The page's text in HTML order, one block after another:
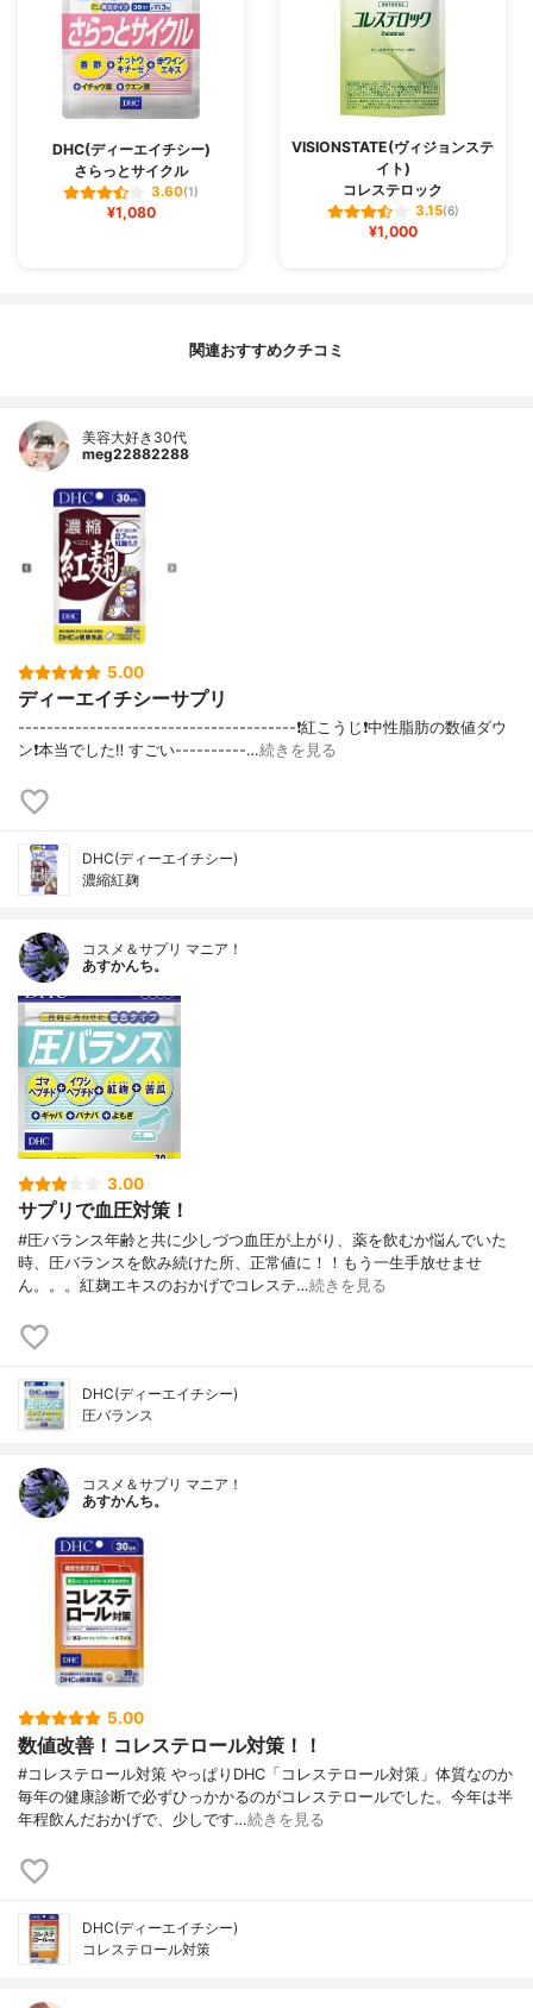
DHC(ディーエイチシー)
さらっとサイクル
3.60(1)
¥1,080
VISIONSTATE(ヴィジョンステ
イト)
コレステロック
3.15(6)
¥1,000
関連おすすめクチコミ
美容大好き30代
meg22882288
5.00
ディーエイチシーサプリ
---------------------------------------❗️紅こうじ❗️中性脂肪の数値ダウ
ン❗️本当でした‼︎ すごい----------…続きを見る
DHC(ディーエイチシー)
濃縮紅麹
コスメ＆サプリ マニア！
あすかんち。
3.00
サプリで血圧対策！
#圧バランス年齢と共に少しづつ血圧が上がり、薬を飲むか悩んでいた
時、圧バランスを飲み続けた所、正常値に！！もう一生手放せませ
ん。。。紅麹エキスのおかげでコレステ…続きを見る
DHC(ディーエイチシー)
圧バランス
コスメ＆サプリ マニア！
あすかんち。
5.00
数値改善！コレステロール対策！！
#コレステロール対策 やっぱりDHC「コレステロール対策」体質なのか
毎年の健康診断で必ずひっかかるのがコレステロールでした。今年は半
年程飲んだおかげで、少しです…続きを見る
DHC(ディーエイチシー)
コレステロール対策